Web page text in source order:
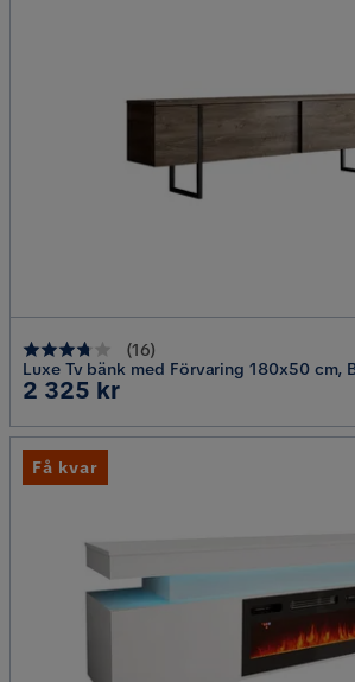
(16)
Luxe Tv bänk med Förvaring 180x50 cm,
Pris
2 325 kr
Få kvar